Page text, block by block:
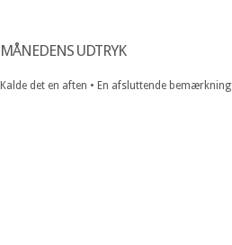
MÅNEDENS UDTRYK
Kalde det en aften • En afsluttende bemærkning